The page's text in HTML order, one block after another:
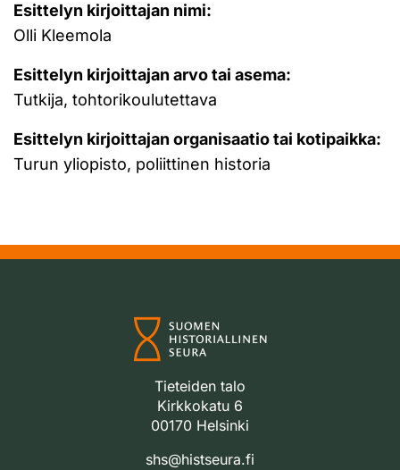
Esittelyn kirjoittajan nimi:
Olli Kleemola
Esittelyn kirjoittajan arvo tai asema:
Tutkija, tohtorikoulutettava
Esittelyn kirjoittajan organisaatio tai kotipaikka:
Turun yliopisto, poliittinen historia
Tieteiden talo
Kirkkokatu 6
00170 Helsinki
shs@histseura.fi